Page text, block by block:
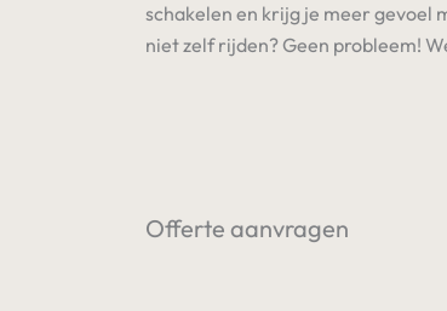
schakelen en krijg je meer gevoel
niet zelf rijden? Geen probleem!
Offerte aanvragen